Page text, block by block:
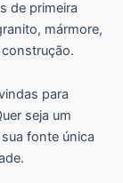
de primeira
mármore,
para
seja um
fonte única